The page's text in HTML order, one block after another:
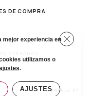
DE COMPRA
POWERED BY
mejor experiencia en
utilizamos o
.
AJUSTES
Cerrar